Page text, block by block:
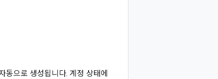
으로 생성됩니다. 계정 상태에